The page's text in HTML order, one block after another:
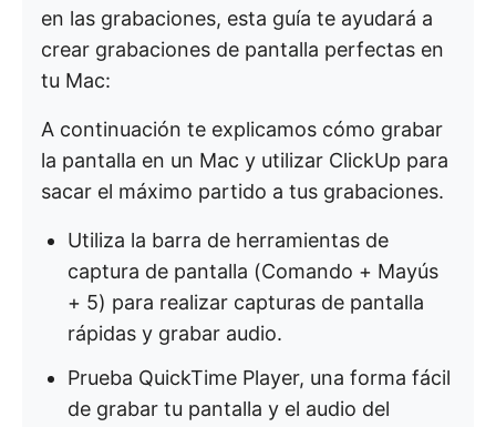
en las grabaciones, esta guía te ayudará a
crear grabaciones de pantalla perfectas en
tu Mac:
A continuación te explicamos cómo grabar
la pantalla en un Mac y utilizar ClickUp para
sacar el máximo partido a tus grabaciones.
Utiliza la barra de herramientas de
captura de pantalla (Comando + Mayús
+ 5) para realizar capturas de pantalla
rápidas y grabar audio.
Prueba QuickTime Player, una forma fácil
de grabar tu pantalla y el audio del